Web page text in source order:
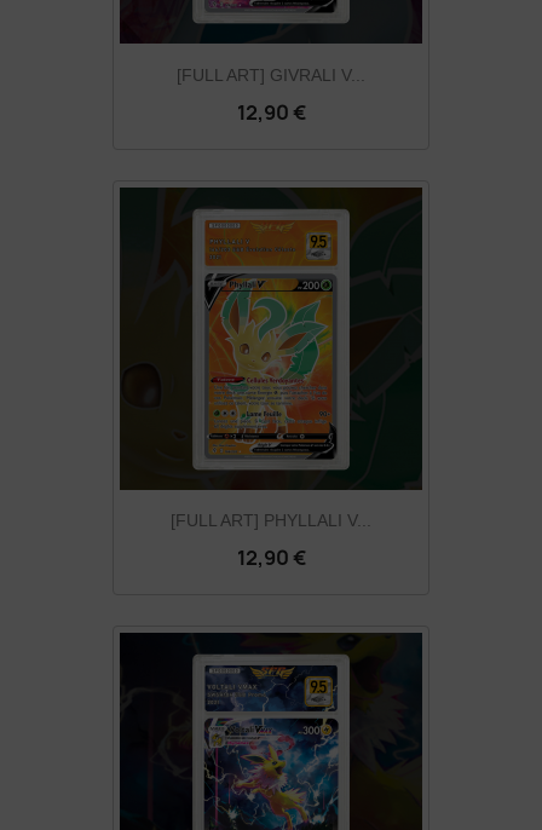
[FULL ART] GIVRALI V...
12,90 €
[FULL ART] PHYLLALI V...
12,90 €